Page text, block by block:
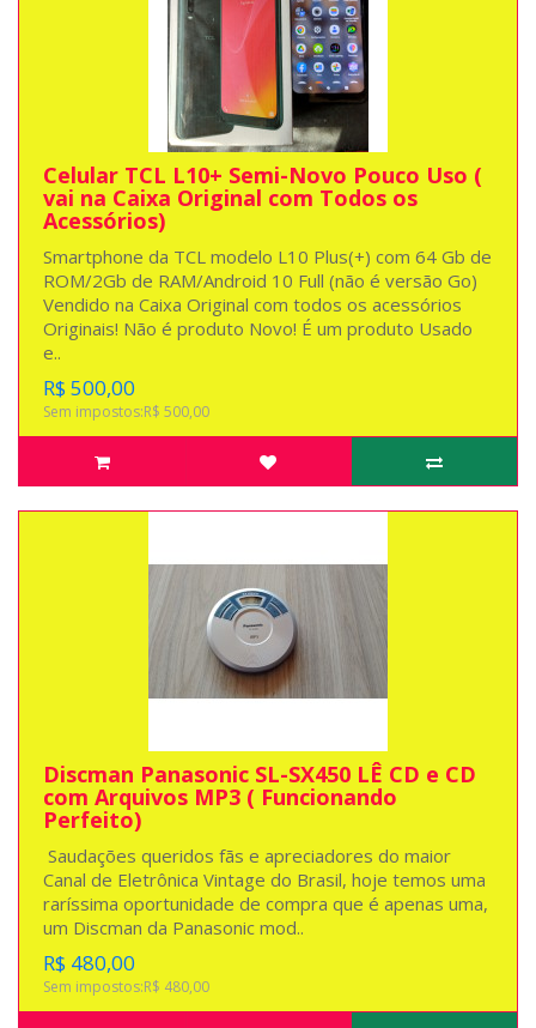
Celular TCL L10+ Semi-Novo Pouco Uso (
vai na Caixa Original com Todos os
Acessórios)
Smartphone da TCL modelo L10 Plus(+) com 64 Gb de
ROM/2Gb de RAM/Android 10 Full (não é versão Go)
Vendido na Caixa Original com todos os acessórios
Originais! Não é produto Novo! É um produto Usado
e..
R$ 500,00
Sem impostos:R$ 500,00
Discman Panasonic SL-SX450 LÊ CD e CD
com Arquivos MP3 ( Funcionando
Perfeito)
Saudações queridos fãs e apreciadores do maior
Canal de Eletrônica Vintage do Brasil, hoje temos uma
raríssima oportunidade de compra que é apenas uma,
um Discman da Panasonic mod..
R$ 480,00
Sem impostos:R$ 480,00